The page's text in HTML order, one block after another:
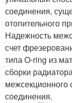
соединения,
отопительного
Надежность
счет
типа O-ring из
сборки
межсекционного
соединения.